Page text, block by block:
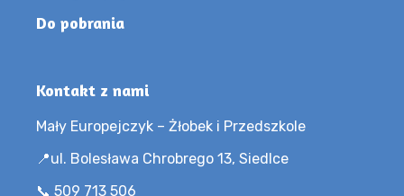
Do pobrania
Kontakt z nami
Mały Europejczyk – Żłobek i Przedszkole
📍ul. Bolesława Chrobrego 13, Siedlce
📞 509 713 506